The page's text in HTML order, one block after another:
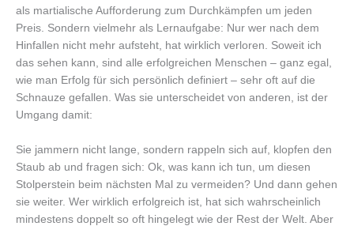
als martialische Aufforderung zum Durchkämpfen um jeden
Preis. Sondern vielmehr als Lernaufgabe: Nur wer nach dem
Hinfallen nicht mehr aufsteht, hat wirklich verloren. Soweit ich
das sehen kann, sind alle erfolgreichen Menschen – ganz egal,
wie man Erfolg für sich persönlich definiert – sehr oft auf die
Schnauze gefallen. Was sie unterscheidet von anderen, ist der
Umgang damit:
Sie jammern nicht lange, sondern rappeln sich auf, klopfen den
Staub ab und fragen sich: Ok, was kann ich tun, um diesen
Stolperstein beim nächsten Mal zu vermeiden? Und dann gehen
sie weiter. Wer wirklich erfolgreich ist, hat sich wahrscheinlich
mindestens doppelt so oft hingelegt wie der Rest der Welt. Aber